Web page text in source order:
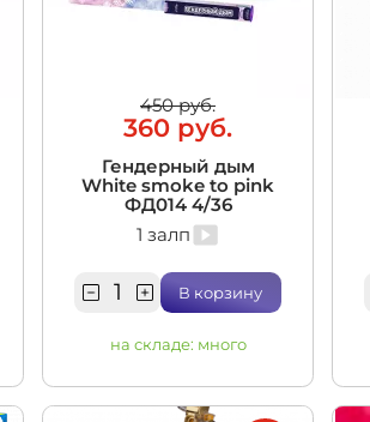
450 руб.
360 руб.
Гендерный дым
White smoke to pink
ФД014 4/36
1 залп
В корзину
на складе: много